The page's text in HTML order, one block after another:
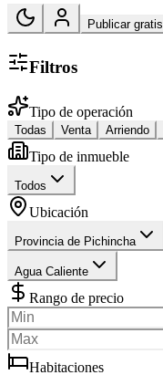
Publicar gratis
Filtros
Tipo de operación
Todas Venta Arriendo
Tipo de inmueble
Todos
Ubicación
Provincia de Pichincha
Agua Caliente
Rango de precio
Habitaciones